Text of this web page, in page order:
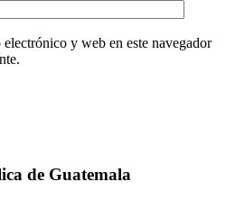
y web en este navegador
de Guatemala